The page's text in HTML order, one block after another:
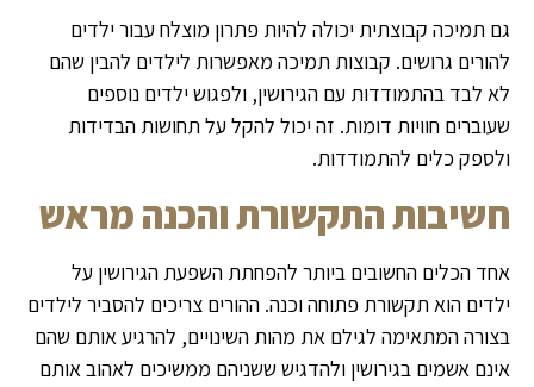
גם תמיכה קבוצתית יכולה להיות פתרון מוצלח עבור ילדים
להורים גרושים. קבוצות תמיכה מאפשרות לילדים להבין שהם
לא לבד בהתמודדות עם הגירושין, ולפגוש ילדים נוספים
שעוברים חוויות דומות. זה יכול להקל על תחושות הבדידות
ולספק כלים להתמודדות.
חשיבות התקשורת והכנה מראש
אחד הכלים החשובים ביותר להפחתת השפעת הגירושין על
ילדים הוא תקשורת פתוחה וכנה. ההורים צריכים להסביר לילדים
בצורה המתאימה לגילם את מהות השינויים, להרגיע אותם שהם
אינם אשמים בגירושין ולהדגיש ששניהם ממשיכים לאהוב אותם